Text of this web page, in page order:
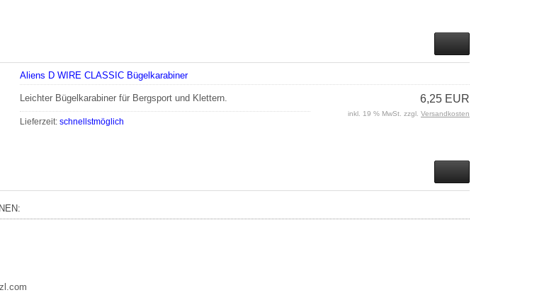
Aliens D WIRE CLASSIC Bügelkarabiner
Leichter Bügelkarabiner für Bergsport und Klettern.
Lieferzeit:schnellstmöglich
6,25 EUR
inkl. 19 % MwSt. zzgl. Versandkosten